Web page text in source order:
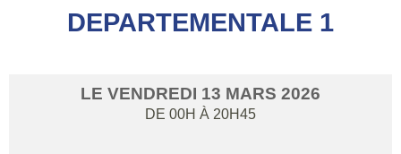
DEPARTEMENTALE 1
LE VENDREDI 13 MARS 2026
DE 00H À 20H45